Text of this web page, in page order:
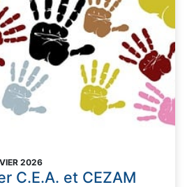
2026
C.E.A. et CEZAM